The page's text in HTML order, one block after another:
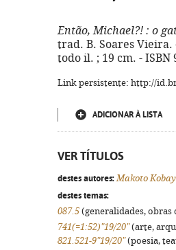
Então, Michael?! : o
trad. B. Soares Vieira.
todo il. ; 19 cm. - ISBN
Link persistente: http://
ADICIONAR À LISTA
VER TÍTULOS
destes autores: Makoto
destes temas:
087.5 (generalidades,
741(=1:52)"19/20"(arte,
821.521-9"19/20"(poesia,